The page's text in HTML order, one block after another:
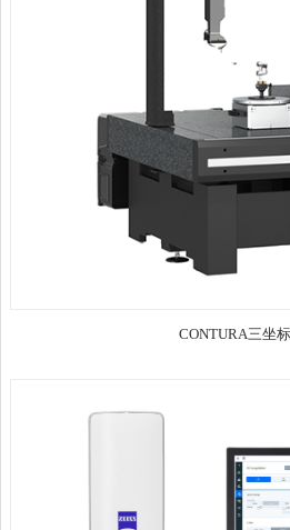
CONTURA三坐